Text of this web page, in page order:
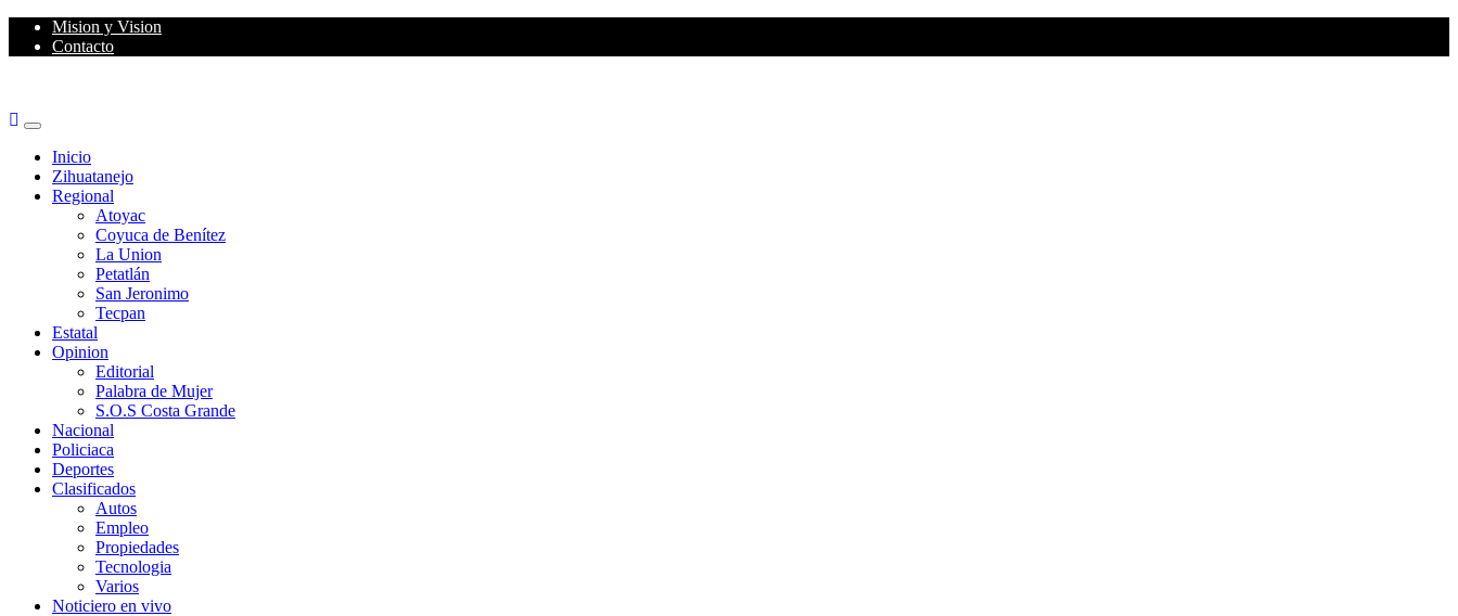
Skip
Mision y Vision
Contacto
Primary
MenuInicio
Zihuatanejo
Regional
Atoyac
Coyuca de Benítez
La Union
Petatlán
San Jeronimo
Tecpan
Estatal
Opinion
Editorial
Palabra de Mujer
S.O.S Costa Grande
Nacional
Policiaca
Deportes
Clasificados
Autos
Empleo
Propiedades
Tecnologia
Varios
Noticiero en vivo